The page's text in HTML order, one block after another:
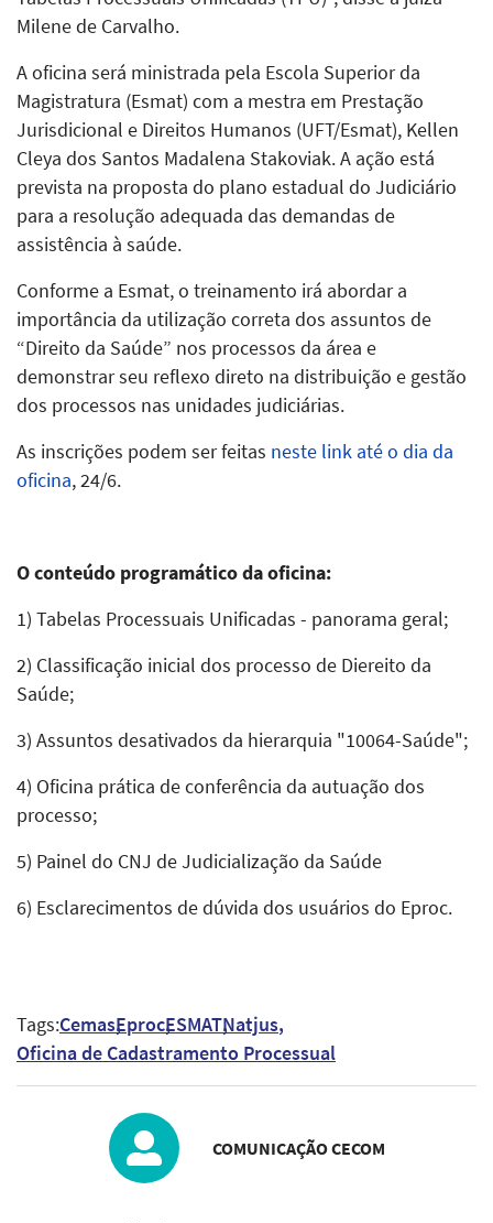
Milene de Carvalho.
A oficina será ministrada pela Escola Superior da
Magistratura (Esmat) com a mestra em Prestação
Jurisdicional e Direitos Humanos (UFT/Esmat), Kellen
Cleya dos Santos Madalena Stakoviak. A ação está
prevista na proposta do plano estadual do Judiciário
para a resolução adequada das demandas de
assistência à saúde.
Conforme a Esmat, o treinamento irá abordar a
importância da utilização correta dos assuntos de
“Direito da Saúde” nos processos da área e
demonstrar seu reflexo direto na distribuição e gestão
dos processos nas unidades judiciárias.
As inscrições podem ser feitas neste link até o dia da
oficina, 24/6.
O conteúdo programático da oficina:
1) Tabelas Processuais Unificadas - panorama geral;
2) Classificação inicial dos processo de Diereito da
Saúde;
3) Assuntos desativados da hierarquia "10064-Saúde";
4) Oficina prática de conferência da autuação dos
processo;
5) Painel do CNJ de Judicialização da Saúde
6) Esclarecimentos de dúvida dos usuários do Eproc.
Tags:CemasEprocESMATNatjus
Oficina de Cadastramento Processual
COMUNICAÇÃO CECOM